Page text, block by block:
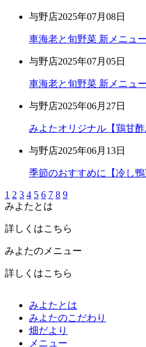
与野店2025年07月08日
車海老と旬野菜 新メニュ
与野店2025年07月05日
車海老と旬野菜 新メニュ
与野店2025年06月27日
みよたオリジナル【鶏甘
与野店2025年06月13日
季節のおすすめに【冷し鴨
1 2 3 4 5 6 7 8 9
みよたとは
詳しくはこちら
みよたのメニュー
詳しくはこちら
みよたとは
みよたのこだわり
畑だより
メニュー